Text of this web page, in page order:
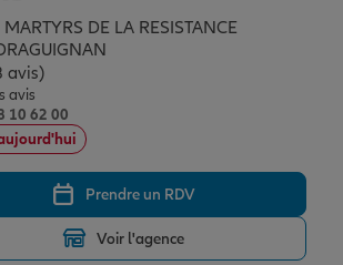
dépendance
de compagnie
famille
retraite
DE LA RESISTANCE
4.7 sur 5
avis)
avis
10 62 00
Prendre un RDV
Voir l'agence